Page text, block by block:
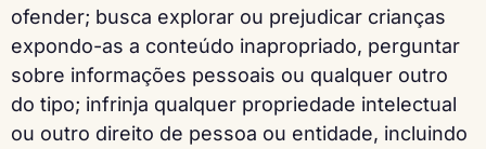
ofender; busca explorar ou prejudicar crianças
expondo-as a conteúdo inapropriado, perguntar
sobre informações pessoais ou qualquer outro
do tipo; infrinja qualquer propriedade intelectual
ou outro direito de pessoa ou entidade, incluindo